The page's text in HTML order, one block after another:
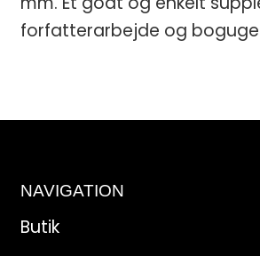
forfatterarbejde og
NAVIGATION
Butik